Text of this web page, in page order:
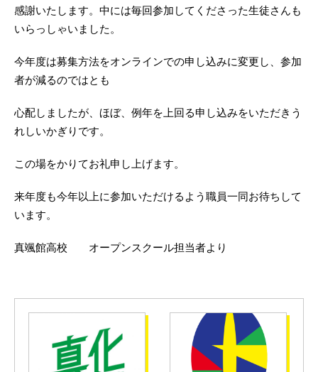
感謝いたします。中には毎回参加してくださった生徒さんも
いらっしゃいました。
今年度は募集方法をオンラインでの申し込みに変更し、参加
者が減るのではとも
心配しましたが、ほぼ、例年を上回る申し込みをいただきう
れしいかぎりです。
この場をかりてお礼申し上げます。
来年度も今年以上に参加いただけるよう職員一同お待ちして
います。
真颯館高校 オープンスクール担当者より